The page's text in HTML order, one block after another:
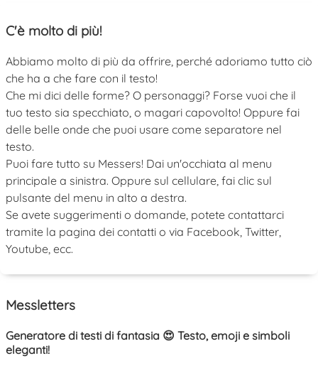
C'è molto di più!
Abbiamo molto di più da offrire, perché adoriamo tutto ciò
che ha a che fare con il testo!
Che mi dici delle forme? O personaggi? Forse vuoi che il
tuo testo sia specchiato, o magari capovolto! Oppure fai
delle belle onde che puoi usare come separatore nel
testo.
Puoi fare tutto su Messers! Dai un'occhiata al menu
principale a sinistra. Oppure sul cellulare, fai clic sul
pulsante del menu in alto a destra.
Se avete suggerimenti o domande, potete contattarci
tramite la pagina dei contatti o via Facebook, Twitter,
Youtube, ecc.
Messletters
Generatore di testi di fantasia 😍 Testo, emoji e simboli
eleganti!